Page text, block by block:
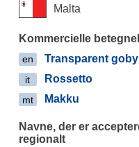
Malta
en Transparent goby
it Rossetto
mt Makku